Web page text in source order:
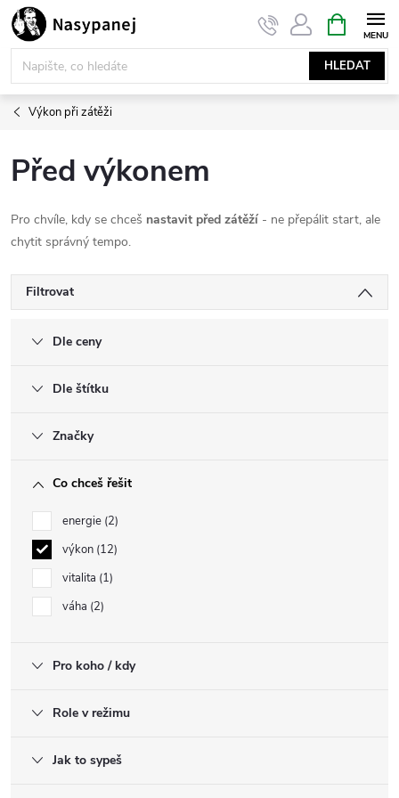
Přejít
na
obsah
HLEDAT
NÁKUPNÍ
KOŠÍK
Výkon při zátěži
Před výkonem
Pro chvíle, kdy se chceš nastavit před zátěží - ne přepálit start, ale
chytit správný tempo.
Filtrovat
Dle ceny
Dle štítku
Značky
Co chceš řešit
energie 2
výkon 12
vitalita 1
váha 2
Pro koho / kdy
Role v režimu
Jak to sypeš